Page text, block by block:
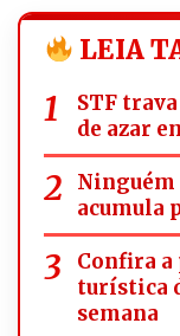
LEIA
STF
de azar
Ninguém
acumula
Confira
turística
semana